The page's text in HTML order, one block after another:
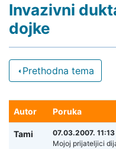
Invazivni
dojke
Prethodna tema
Autor Poruka
Tami
07.03.2007. 11:13
Mojoj prijateljici